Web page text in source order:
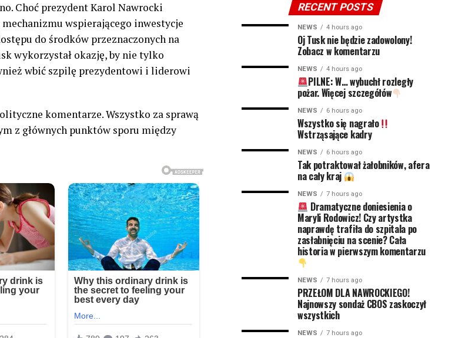
Choć prezydent Karol Nawrocki
wspierającego inwestycje
do środków przeznaczonych na
wykorzystał okazję, by nie tylko
wbić szpilę prezydentowi i liderowi
komentarze. Wszystko za sprawą
z głównych punktów sporu między
RECENT POSTS
NEWS 4 hours ago
Oj Tusk nie będzie zadowolony!
Zobacz w komentarzu
NEWS 4 hours ago
PILNE: W… wybuchł rozległy
pożar. Więcej szczegółów
NEWS 6 hours ago
Wszystko się nagrało
Wstrząsające kadry
NEWS 6 hours ago
Tak potraktował żałobników, afera
na cały kraj
NEWS 7 hours ago
Dramatyczne doniesienia o
Maryli Rodowicz! Czy artystka
naprawdę trafiła do szpitala po
zasłabnięciu na scenie? Cała
historia w pierwszym komentarzu
NEWS 7 hours ago
PRZEŁOM DLA NAWROCKIEGO!
Najnowszy sondaż CBOS zaskoczył
wszystkich
NEWS 7 hours ago